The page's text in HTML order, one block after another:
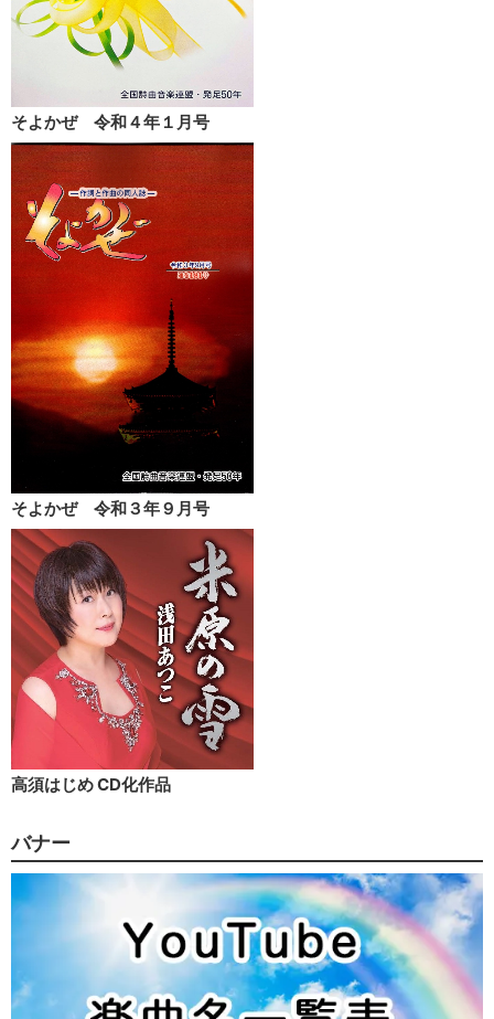
そよかぜ 令和４年１月号
そよかぜ 令和３年９月号
高須はじめ CD化作品
バナー